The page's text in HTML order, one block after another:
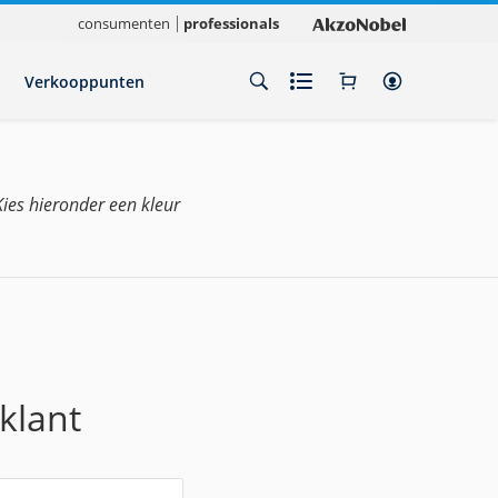
consumenten professionals
Verkooppunten
hieronder een kleur